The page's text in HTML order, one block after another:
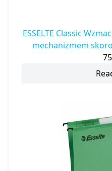
ESSELTE Classic
mechanizmem